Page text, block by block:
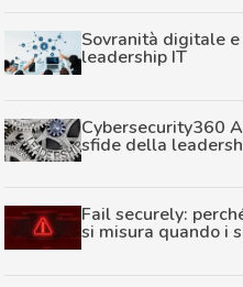
Sovranità digitale
leadership IT
Cybersecurity360
sfide della
Fail securely:
si misura quando i